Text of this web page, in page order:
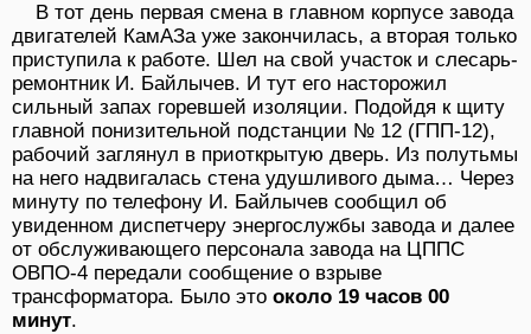
В тот день первая смена в главном корпусе завода
двигателей КамАЗа уже закончилась, а вторая только
приступила к работе. Шел на свой участок и слесарь-
ремонтник И. Байлычев. И тут его насторожил
сильный запах горевшей изоляции. Подойдя к щиту
главной понизительной подстанции № 12 (ГПП-12),
рабочий заглянул в приоткрытую дверь. Из полутьмы
на него надвигалась стена удушливого дыма… Через
минуту по телефону И. Байлычев сообщил об
увиденном диспетчеру энергослужбы завода и далее
от обслуживающего персонала завода на ЦППС
ОВПО-4 передали сообщение о взрыве
трансформатора. Было это около 19 часов 00
минут.